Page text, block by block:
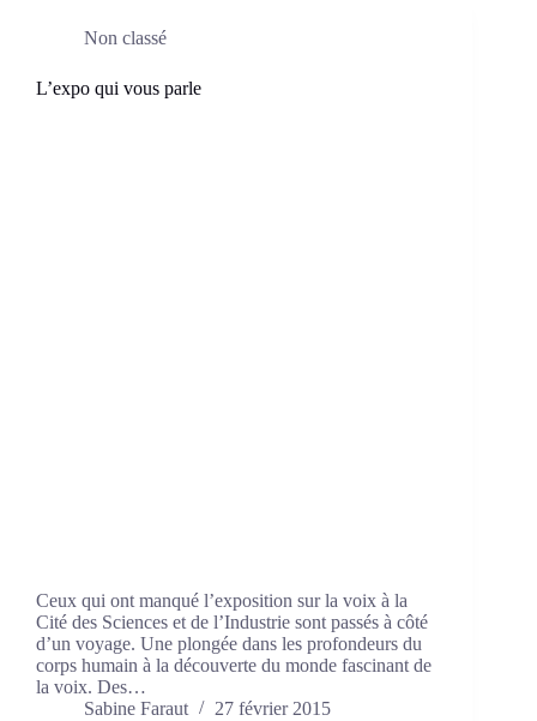
Non classé
L’expo qui vous parle
Ceux qui ont manqué l’exposition sur la voix à la
Cité des Sciences et de l’Industrie sont passés à côté
d’un voyage. Une plongée dans les profondeurs du
corps humain à la découverte du monde fascinant de
la voix. Des…
Sabine Faraut
27 février 2015